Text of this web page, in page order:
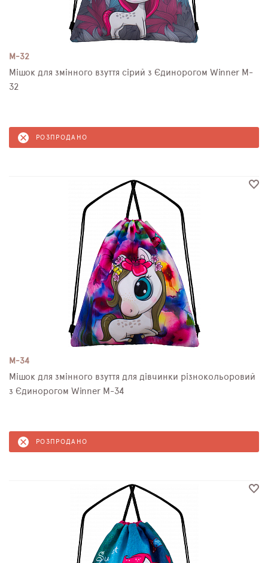
M-32
Мішок для змінного взуття сірий з Єдинорогом Winner M-
32
РОЗПРОДАНО
M-34
Мішок для змінного взуття для дівчинки різнокольоровий
з Єдинорогом Winner M-34
РОЗПРОДАНО